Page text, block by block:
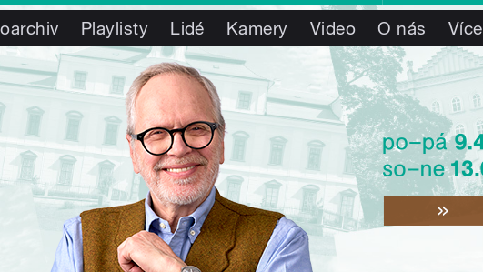
Playlisty Lidé Kamery Video O nás Více